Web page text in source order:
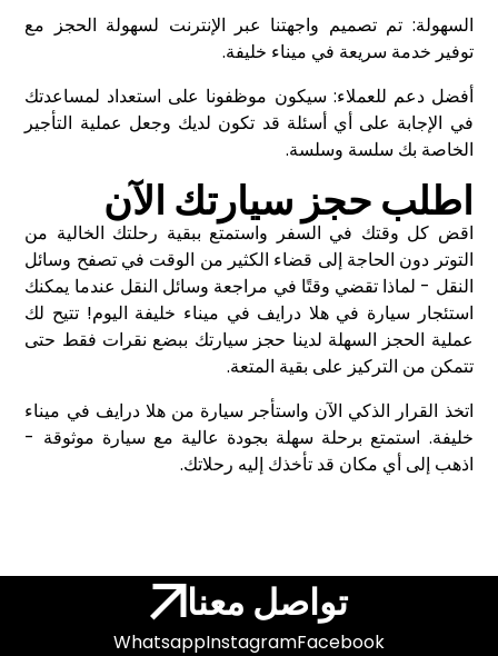
السهولة: تم تصميم واجهتنا عبر الإنترنت لسهولة الحجز مع
توفير خدمة سريعة في ميناء خليفة.
أفضل دعم للعملاء: سيكون موظفونا على استعداد لمساعدتك
في الإجابة على أي أسئلة قد تكون لديك وجعل عملية التأجير
الخاصة بك سلسة وسلسة.
اطلب حجز سيارتك الآن
اقض كل وقتك في السفر واستمتع ببقية رحلتك الخالية من
التوتر دون الحاجة إلى قضاء الكثير من الوقت في تصفح وسائل
النقل - لماذا تقضي وقتًا في مراجعة وسائل النقل عندما يمكنك
استئجار سيارة في هلا درايف في ميناء خليفة اليوم! تتيح لك
عملية الحجز السهلة لدينا حجز سيارتك ببضع نقرات فقط حتى
تتمكن من التركيز على بقية المتعة.
اتخذ القرار الذكي الآن واستأجر سيارة من هلا درايف في ميناء
خليفة. استمتع برحلة سهلة بجودة عالية مع سيارة موثوقة -
اذهب إلى أي مكان قد تأخذك إليه رحلاتك.
تواصل معنا
Facebook
Instagram
Whatsapp